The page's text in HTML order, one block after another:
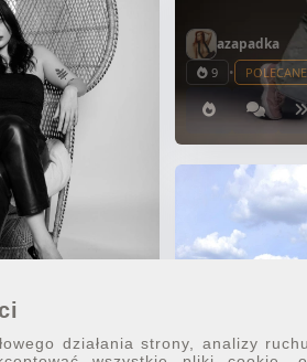
• 21:27
azapadka
9 • POLECANE
działania strony, analizy